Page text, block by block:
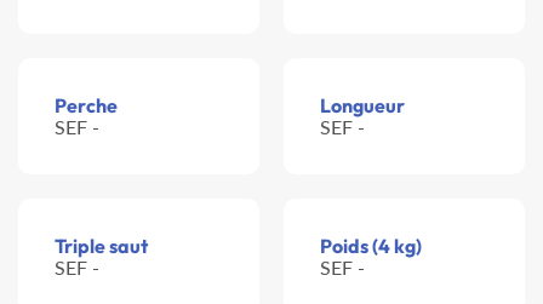
Perche
SEF -
Longueur
SEF -
Triple saut
SEF -
Poids (4 kg)
SEF -